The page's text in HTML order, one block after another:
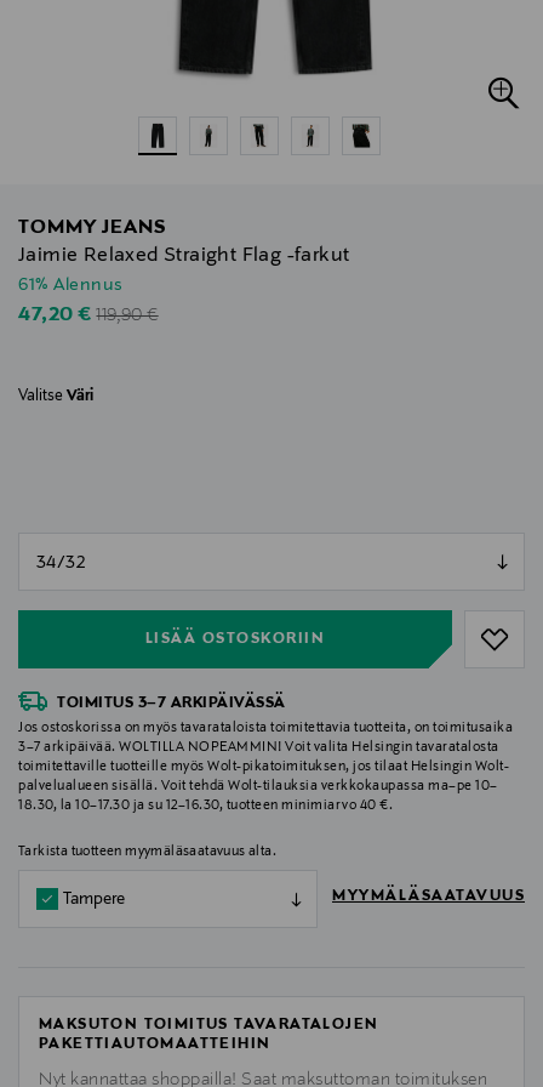
TOMMY JEANS
Jaimie Relaxed Straight Flag -farkut
61% Alennus
Discounted Price
47,20 €Original Price
119,90 €
Valitse Väri
LISÄÄ OSTOSKORIIN
TOIMITUS 3–7 ARKIPÄIVÄSSÄ
Jos ostoskorissa on myös tavarataloista toimitettavia tuotteita, on toimitusaika
3–7 arkipäivää. WOLTILLA NOPEAMMIN! Voit valita Helsingin tavaratalosta
toimitettaville tuotteille myös Wolt-pikatoimituksen, jos tilaat Helsingin Wolt-
palvelualueen sisällä. Voit tehdä Wolt-tilauksia verkkokaupassa ma–pe 10–
18.30, la 10–17.30 ja su 12–16.30, tuotteen minimiarvo 40 €.
Tarkista tuotteen myymäläsaatavuus alta.
Tampere MYYMÄLÄSAATAVUUS
MAKSUTON TOIMITUS TAVARATALOJEN
PAKETTIAUTOMAATTEIHIN
Nyt kannattaa shoppailla! Saat maksuttoman toimituksen